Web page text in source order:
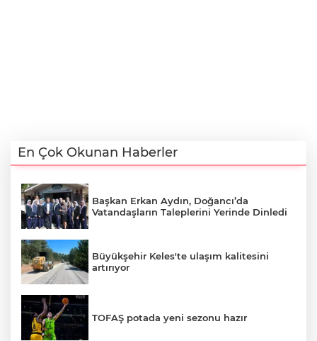
En Çok Okunan Haberler
Başkan Erkan Aydın, Doğancı’da
Vatandaşların Taleplerini Yerinde Dinledi
Büyükşehir Keles'te ulaşım kalitesini
artırıyor
TOFAŞ potada yeni sezonu hazır